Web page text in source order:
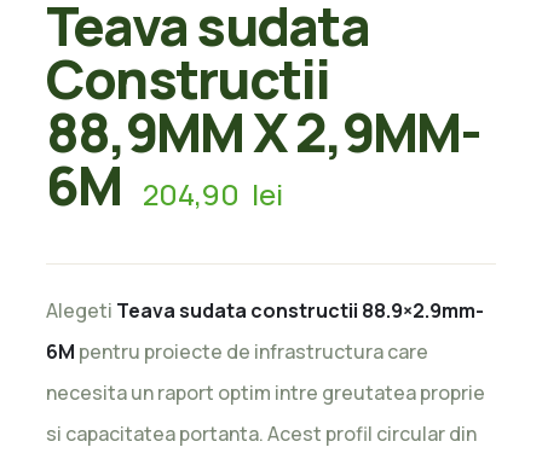
Teava sudata
Constructii
88,9MM X 2,9MM-
6M 204,90 lei
Alegeti Teava sudata constructii 88.9×2.9mm-
6M pentru proiecte de infrastructura care
necesita un raport optim intre greutatea proprie
si capacitatea portanta. Acest profil circular din